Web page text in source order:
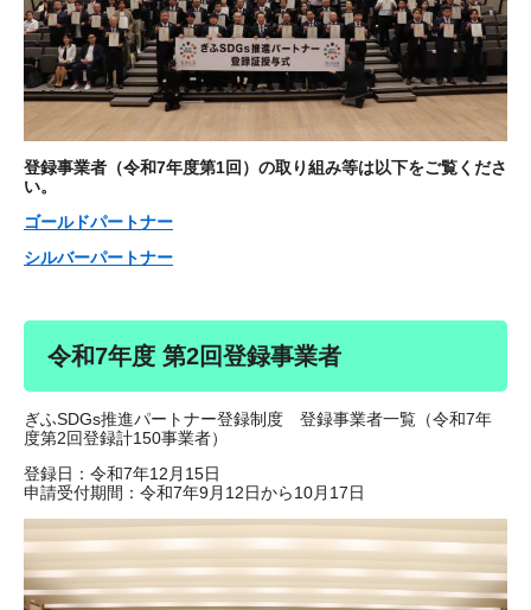
登録事業者（令和7年度第1回）の取り組み等は以下をご覧くださ
い。
ゴールドパートナー
シルバーパートナー
​令和7年度 第2回登録事業者
​ぎふSDGs推進パートナー登録制度 登録事業者一覧（令和7年
度第2回登録計150事業者）
登録日：令和7年12月15日
申請受付期間：令和7年9月12日から10月17日